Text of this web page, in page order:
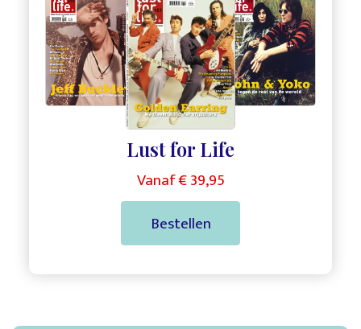
Lust for Life
Vanaf € 39,95
Bestellen